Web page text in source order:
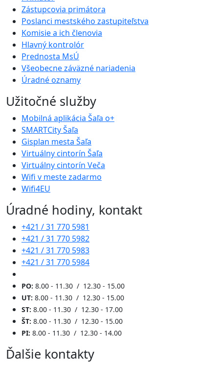
Zástupcovia primátora
Poslanci mestského zastupiteľstva
Komisie a ich členovia
Hlavný kontrolór
Prednosta MsÚ
Všeobecne záväzné nariadenia
Úradné oznamy
Užitočné služby
Mobilná aplikácia Šaľa o+
SMARTCity Šaľa
Gisplan mesta Šaľa
Virtuálny cintorín Šaľa
Virtuálny cintorín Veča
Wifi v meste zadarmo
Wifi4EU
Úradné hodiny, kontakt
+421 / 31 770 5981
+421 / 31 770 5982
+421 / 31 770 5983
+421 / 31 770 5984
PO: 8.00 - 11.30 / 12.30 - 15.00
UT: 8.00 - 11.30 / 12.30 - 15.00
ST: 8.00 - 11.30 / 12.30 - 17.00
ŠT: 8.00 - 11.30 / 12.30 - 15.00
PI: 8.00 - 11.30 / 12.30 - 14.00
Ďalšie kontakty